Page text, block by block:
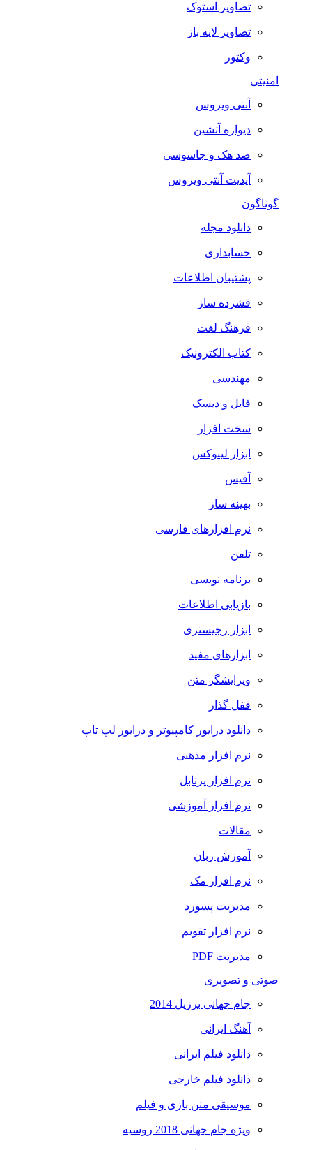
تصاویر استوک
تصاویر لایه باز
وکتور
امنیتی
آنتی ویروس
دیواره آتشین
ضد هک و جاسوسی
آپدیت آنتی ویروس
گوناگون
دانلود مجله
حسابداری
پشتیبان اطلاعات
فشرده ساز
فرهنگ لغت
کتاب الکترونیک
مهندسی
فایل و دیسک
سخت افزار
ابزار لینوکس
آفیس
بهینه ساز
نرم افزارهای فارسی
تلفن
برنامه نویسی
بازیابی اطلاعات
ابزار رجیستری
ابزارهای مفید
ویرایشگر متن
قفل گذار
دانلود درایور کامپیوتر و درایور لپ تاپ
نرم افزار مذهبی
نرم افزار پرتابل
نرم افزار آموزشی
مقالات
آموزش زبان
نرم افزار مک
مدیریت پسورد
نرم افزار تقویم
مدیریت PDF
صوتی و تصویری
جام جهانی برزیل 2014
آهنگ ایرانی
دانلود فیلم ایرانی
دانلود فیلم خارجی
موسیقی متن بازی و فیلم
ویژه جام جهانی 2018 روسیه